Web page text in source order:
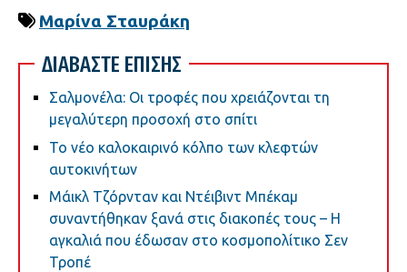
Μαρίνα Σταυράκη
ΔΙΑΒΑΣΤΕ ΕΠΙΣΗΣ
Σαλμονέλα: Οι τροφές που χρειάζονται τη
μεγαλύτερη προσοχή στο σπίτι
Το νέο καλοκαιρινό κόλπο των κλεφτών
αυτοκινήτων
Μάικλ Τζόρνταν και Ντέιβιντ Μπέκαμ
συναντήθηκαν ξανά στις διακοπές τους – Η
αγκαλιά που έδωσαν στο κοσμοπολίτικο Σεν
Τροπέ